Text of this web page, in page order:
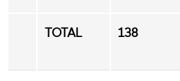
TOTAL 138